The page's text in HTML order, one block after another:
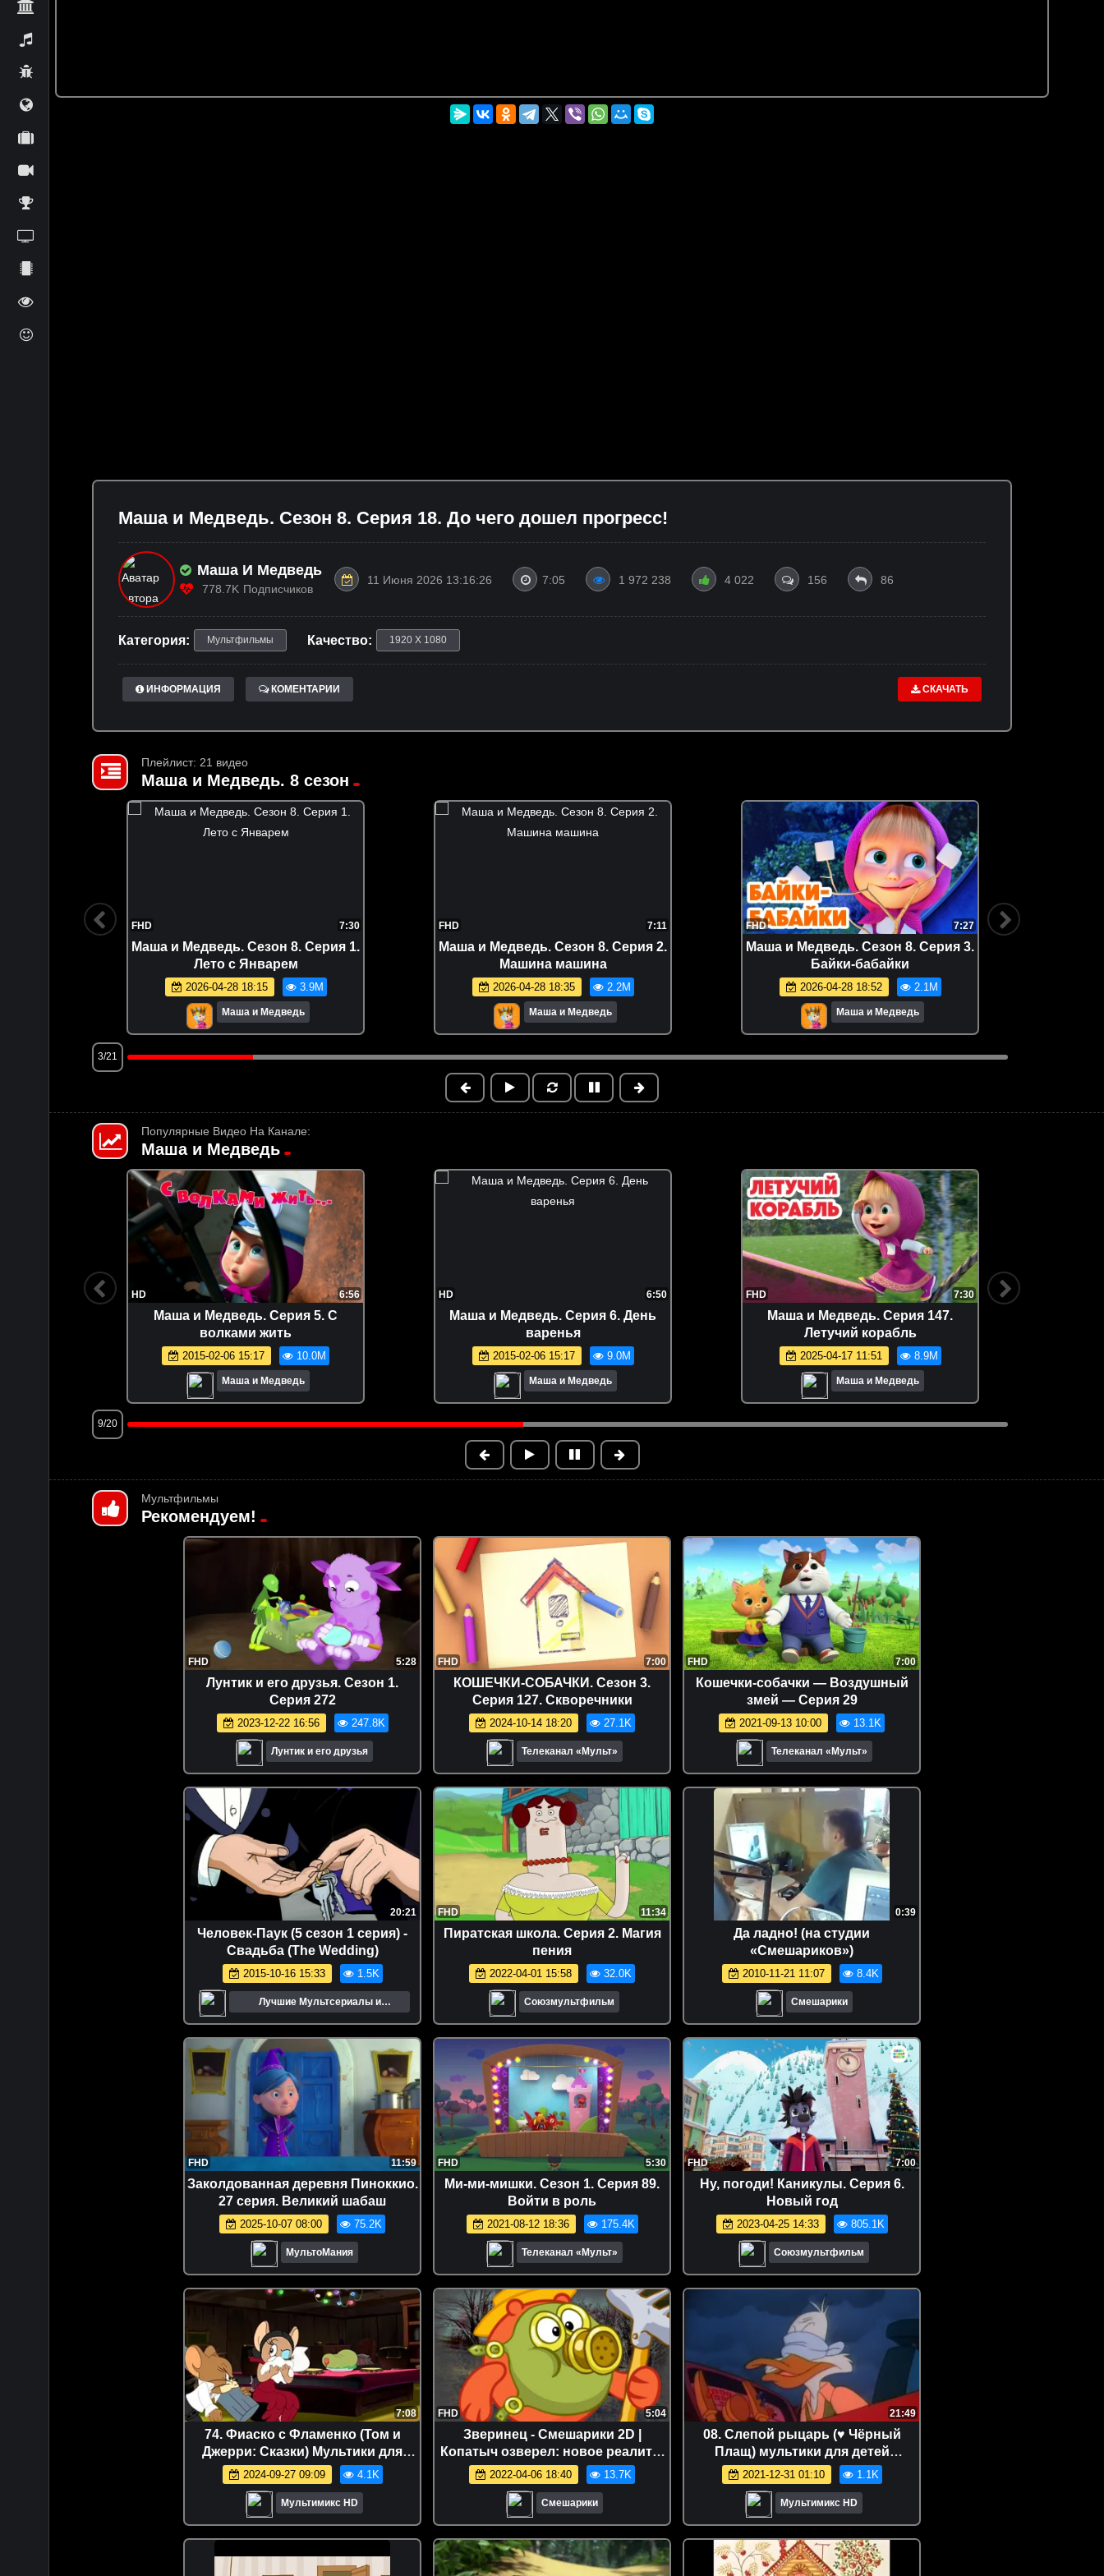
Маша и Медведь. Сезон 8. Серия 18. До чего дошел прогресс!
Маша И Медведь
778.7K Подписчиков
11 Июня 2026 13:16:26 7:05 1 972 238 4 022 156 86
Категория: Мультфильмы Качество: 1920 X 1080
ИНФОРМАЦИЯ КОМЕНТАРИИ СКАЧАТЬ
Плейлист: 21 видео
Маша и Медведь. 8 сезон
FHD 7:30
Маша и Медведь. Сезон 8. Серия 1.
Лето с Январем
2026-04-28 18:15 3.9M
Маша и Медведь
FHD 7:11
Маша и Медведь. Сезон 8. Серия 2.
Машина машина
2026-04-28 18:35 2.2M
Маша и Медведь
FHD 7:27
Маша и Медведь. Сезон 8. Серия 3.
Байки-бабайки
2026-04-28 18:52 2.1M
Маша и Медведь
3/21
Популярные Видео На Канале:
Маша и Медведь
HD 6:56
Маша и Медведь. Серия 5. С
волками жить
2015-02-06 15:17 10.0M
Маша и Медведь
HD 6:50
Маша и Медведь. Серия 6. День
варенья
2015-02-06 15:17 9.0M
Маша и Медведь
FHD 7:30
Маша и Медведь. Серия 147.
Летучий корабль
2025-04-17 11:51 8.9M
Маша и Медведь
9/20
Мультфильмы
Рекомендуем!
FHD 5:28
Лунтик и его друзья. Сезон 1.
Серия 272
2023-12-22 16:56 247.8K
Лунтик и его друзья
FHD 7:00
КОШЕЧКИ-СОБАЧКИ. Сезон 3.
Серия 127. Скворечники
2024-10-14 18:20 27.1K
Телеканал «Мульт»
FHD 7:00
Кошечки-собачки — Воздушный
змей — Серия 29
2021-09-13 10:00 13.1K
Телеканал «Мульт»
20:21
Человек-Паук (5 сезон 1 серия) -
Свадьба (The Wedding)
2015-10-16 15:33 1.5K
Лучшие Мультсериалы и
Мультфильмы
FHD 11:34
Пиратская школа. Серия 2. Магия
пения
2022-04-01 15:58 32.0K
Союзмультфильм
0:39
Да ладно! (на студии
«Смешариков»)
2010-11-21 11:07 8.4K
Смешарики
FHD 11:59
Заколдованная деревня Пиноккио.
27 серия. Великий шабаш
2025-10-07 08:00 75.2K
МультоМания
FHD 5:30
Ми-ми-мишки. Сезон 1. Серия 89.
Войти в роль
2021-08-12 18:36 175.4K
Телеканал «Мульт»
FHD 7:00
Ну, погоди! Каникулы. Серия 6.
Новый год
2023-04-25 14:33 805.1K
Союзмультфильм
7:08
74. Фиаско с Фламенко (Том и
Джерри: Сказки) Мультики для
детей дисней disney сериалы
Netflix
2024-09-27 09:09 4.1K
Мультимикс HD
FHD 5:04
Зверинец - Смешарики 2D |
Копатыч озверел: новое реалити-
шоу со Смешариками
2022-04-06 18:40 13.7K
Смешарики
21:49
08. Слепой рыцарь (♥ Чёрный
Плащ) мультики для детей
мультсериалы дисней disney
cartoons
2021-12-31 01:10 1.1K
Мультимикс HD